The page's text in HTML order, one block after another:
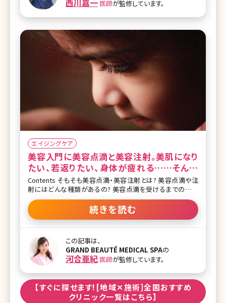
の方々のアートメイクの知名度は以前よりも上がっています。
「毎日のメイクが面倒くさい」「朝は時間がないから少しでも
んなふうに思った時に、アートメイクをやってみたい
西川嘉一 医師が監修しています。
エイジングケア
美容入門に美容点滴と美容注射。美肌になり
たい、若返りたい、身体が疲れる……そんな
ときに受けたい
Contents そもそも美容点滴・美容注射とは? 美容点滴や注
射にはどんな種類があるの? 美容点滴を受けるまでの流れ
を知りたい 美容点滴の価格は? おわりに 【監修医師からのワ
ンポイント】美容点滴は即効性があり、お仕事や家事、育児で
疲れている女性の皆様の頼れる味方となる存在です。美肌効
果を得る手段としても有効です。 美容クリニックでは、点滴に
よる美容治療が盛んに行われています。よく芸能人やインフル
エンサーの方々が、SNSに「今日は美容点滴に行ってきたよ!」
のような投稿をしているのを目にすることがありませんか?点
滴の色は無色だったり黄色だったりピンク色をしていたり、ど
んな薬剤が入ってるのかなと疑問に思いますよね。 また、通
常は点滴は病気になったときに入院して受けるイメージが
続きを読む
この記事は、
GRAND BEAUTÉ MEDICAL SPAの
河合亜紀 医師が監修しています。
【すぐに探せます![地域✕施術]全国おすすめ
クリニック一覧はこちら】